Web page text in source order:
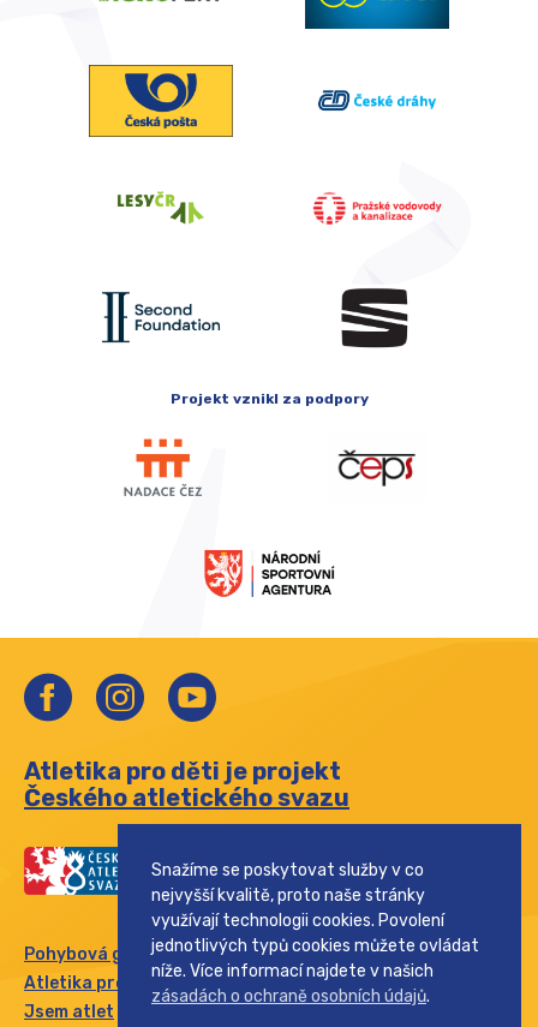
Projekt vznikl za podpory
Atletika pro děti je projekt
Českého atletického svazu
Pohybová gramotnost
Atletika pro rodinu
Jsem atlet
Snažíme se poskytovat služby v co
nejvyšší kvalitě, proto naše stránky
využívají technologii cookies. Povolení
jednotlivých typů cookies můžete ovládat
níže. Více informací najdete v našich
zásadách o ochraně osobních údajů.